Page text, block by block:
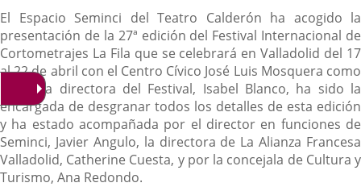
El Espacio Seminci del Teatro Calderón ha acogido la
presentación de la 27ª edición del Festival Internacional de
Cortometrajes La Fila que se celebrará en Valladolid del 17
al 22 de abril con el Centro Cívico José Luis Mosquera como
sede. La directora del Festival, Isabel Blanco, ha sido la
encargada de desgranar todos los detalles de esta edición
y ha estado acompañada por el director en funciones de
Seminci, Javier Angulo, la directora de La Alianza Francesa
Valladolid, Catherine Cuesta, y por la concejala de Cultura y
Turismo, Ana Redondo.